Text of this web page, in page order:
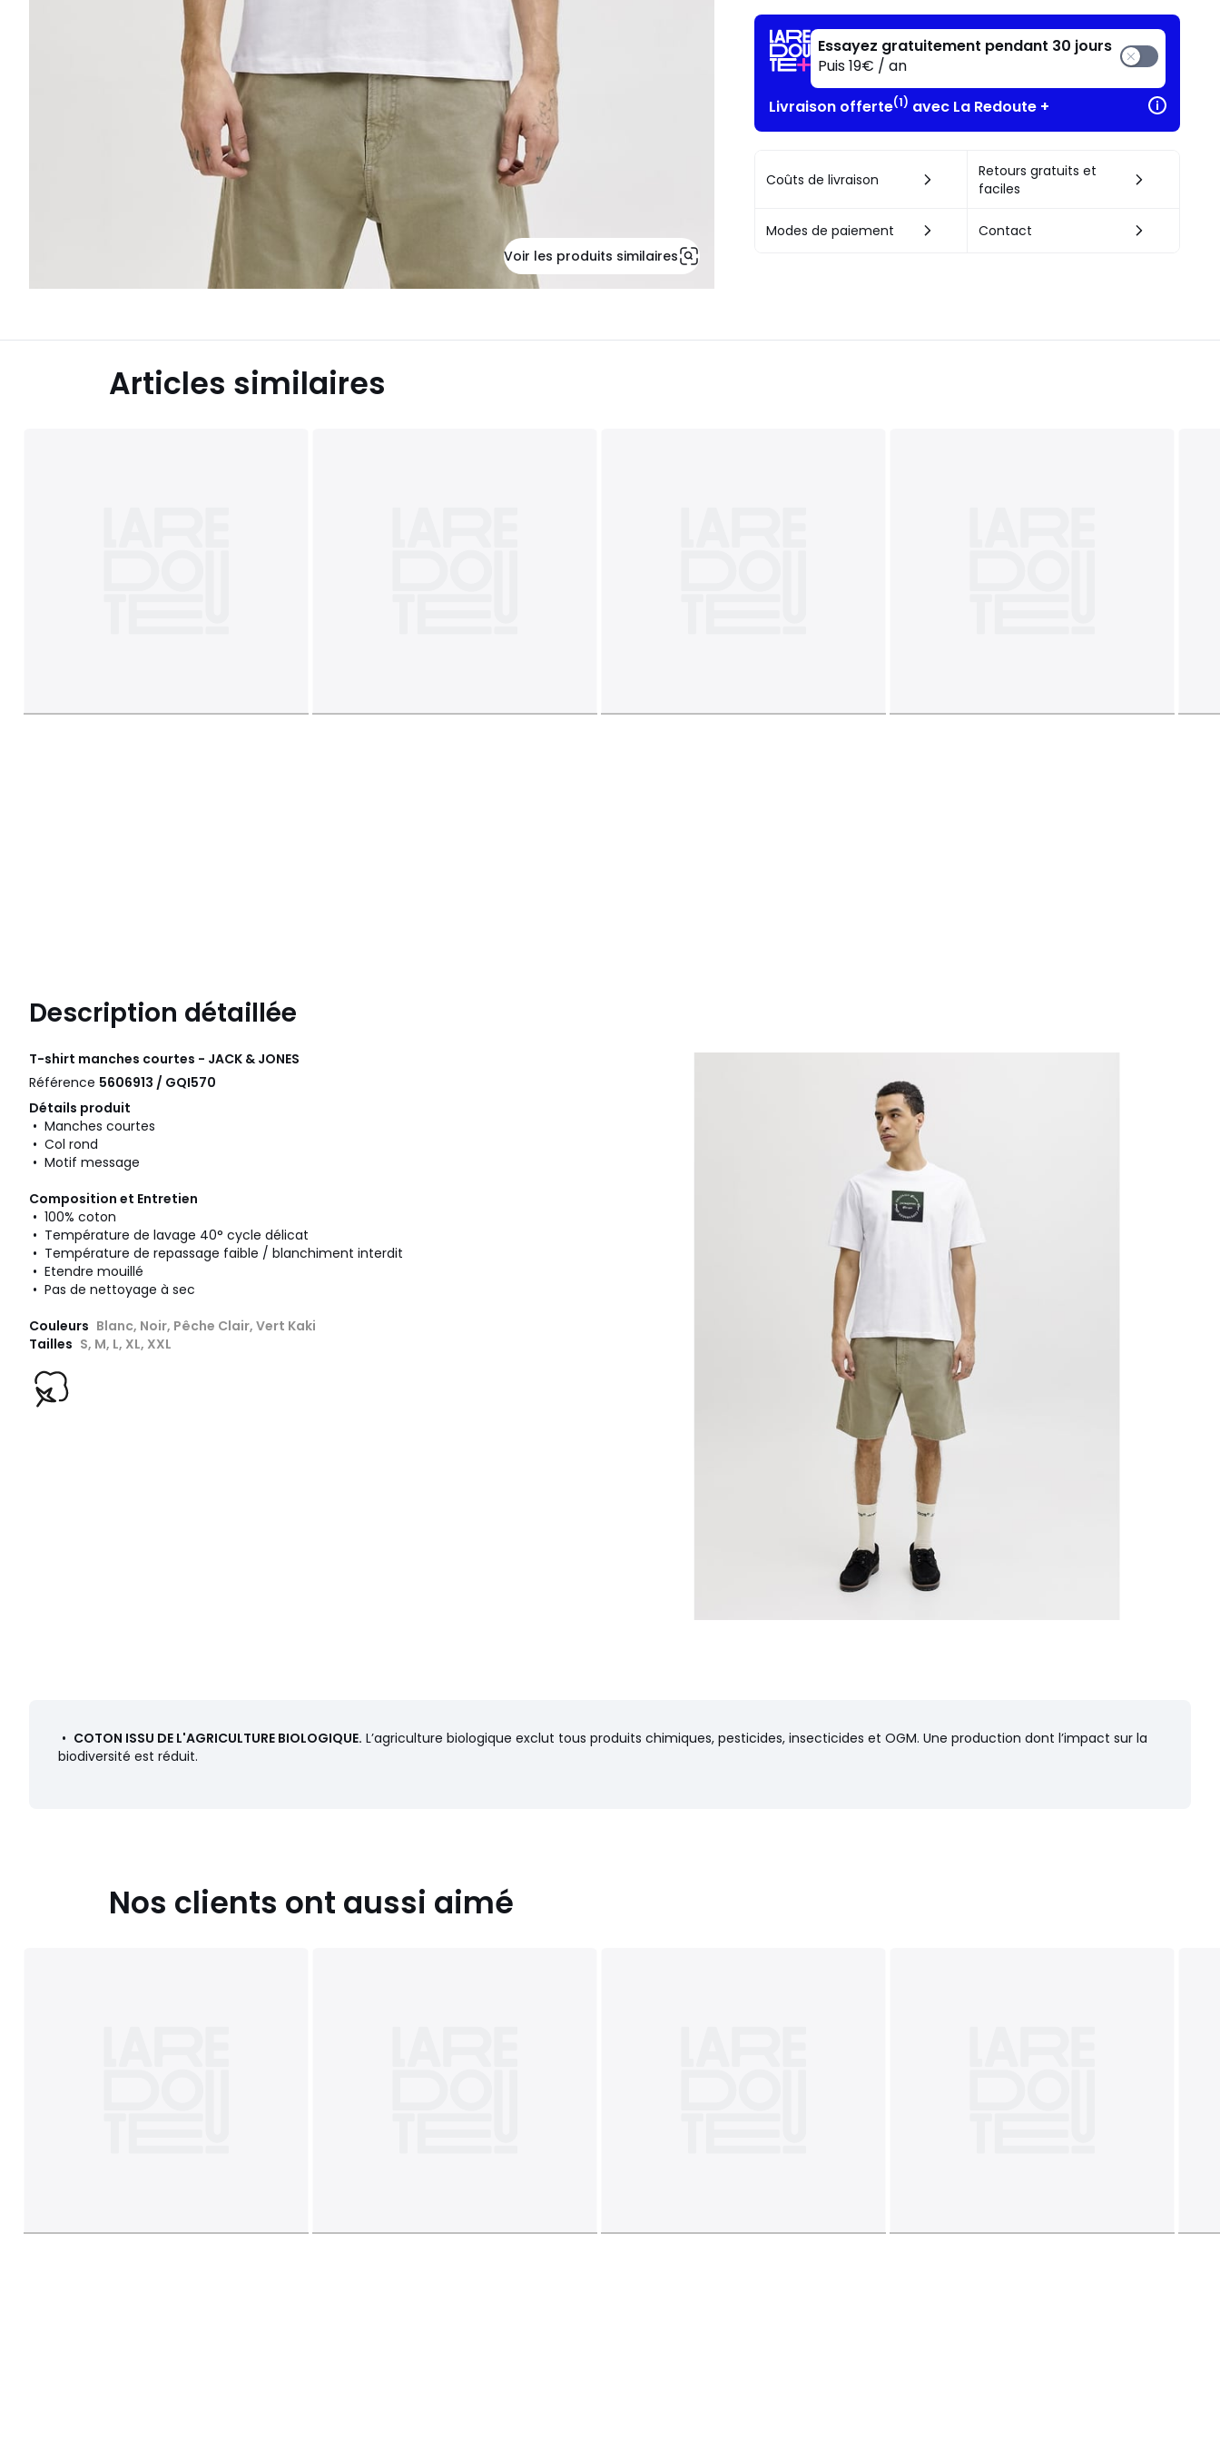
Voir les produits similaires
Essayez gratuitement pendant 30 jours
Puis 19€ / an
Livraison offerte(1) avec La Redoute +
Coûts de livraison
Retours gratuits et
faciles
Modes de paiement Contact
Articles similaires
Description détaillée
T-shirt manches courtes - JACK & JONES
Référence 5606913 / GQI570
Détails produit
• Manches courtes
• Col rond
• Motif message
Composition et Entretien
• 100% coton
• Température de lavage 40° cycle délicat
• Température de repassage faible / blanchiment interdit
• Etendre mouillé
• Pas de nettoyage à sec
Couleurs Blanc, Noir, Pêche Clair, Vert Kaki
Tailles S, M, L, XL, XXL
• COTON ISSU DE L'AGRICULTURE BIOLOGIQUE. L’agriculture biologique exclut tous produits chimiques, pesticides, insecticides et OGM. Une production dont l’impact sur la
biodiversité est réduit.
Nos clients ont aussi aimé